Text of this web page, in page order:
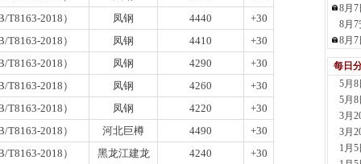
T8163-2018）
凤钢 4440
+30
T8163-2018）
凤钢 4410
+30
T8163-2018）
凤钢 4290
+30
T8163-2018）
凤钢 4260
+30
T8163-2018）
凤钢 4220
+30
T8163-2018）
河北巨樽 4490
+30
T8163-2018）
黑龙江建龙 4240 +30
板..
1天前
天
现货
管、
1天前
天
现货
1天前
玖
8月
8月
8月
每日
5月
5月
3月
3月
1月